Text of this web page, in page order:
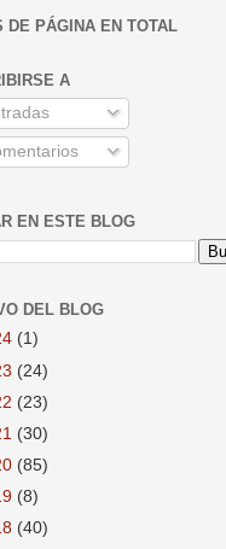
DE PÁGINA EN TOTAL
A
EN ESTE BLOG
DEL BLOG
(1)
(24)
(23)
(30)
(85)
(8)
(40)